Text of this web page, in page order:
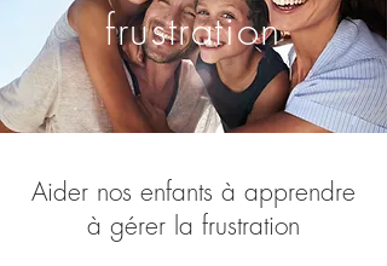
frustration
Aider nos enfants à apprendre
à gérer la frustration